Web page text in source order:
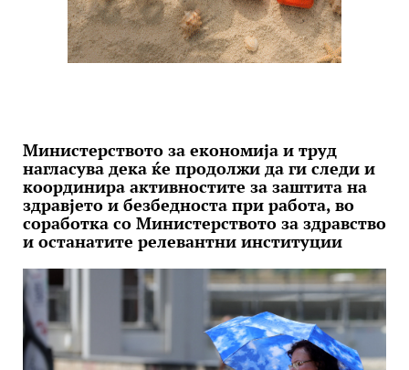
Министерството за економија и труд
нагласува дека ќе продолжи да ги следи и
координира активностите за заштита на
здравјето и безбедноста при работа, во
соработка со Министерството за здравство
и останатите релевантни институции